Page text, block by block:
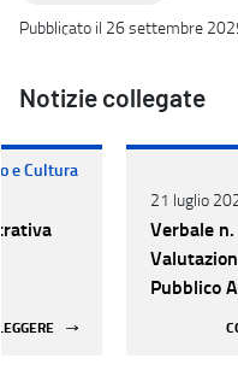
Pubblicato il 26 settembre
Notizie collegate
e Cultura
21 luglio
Verbale
Pubblico